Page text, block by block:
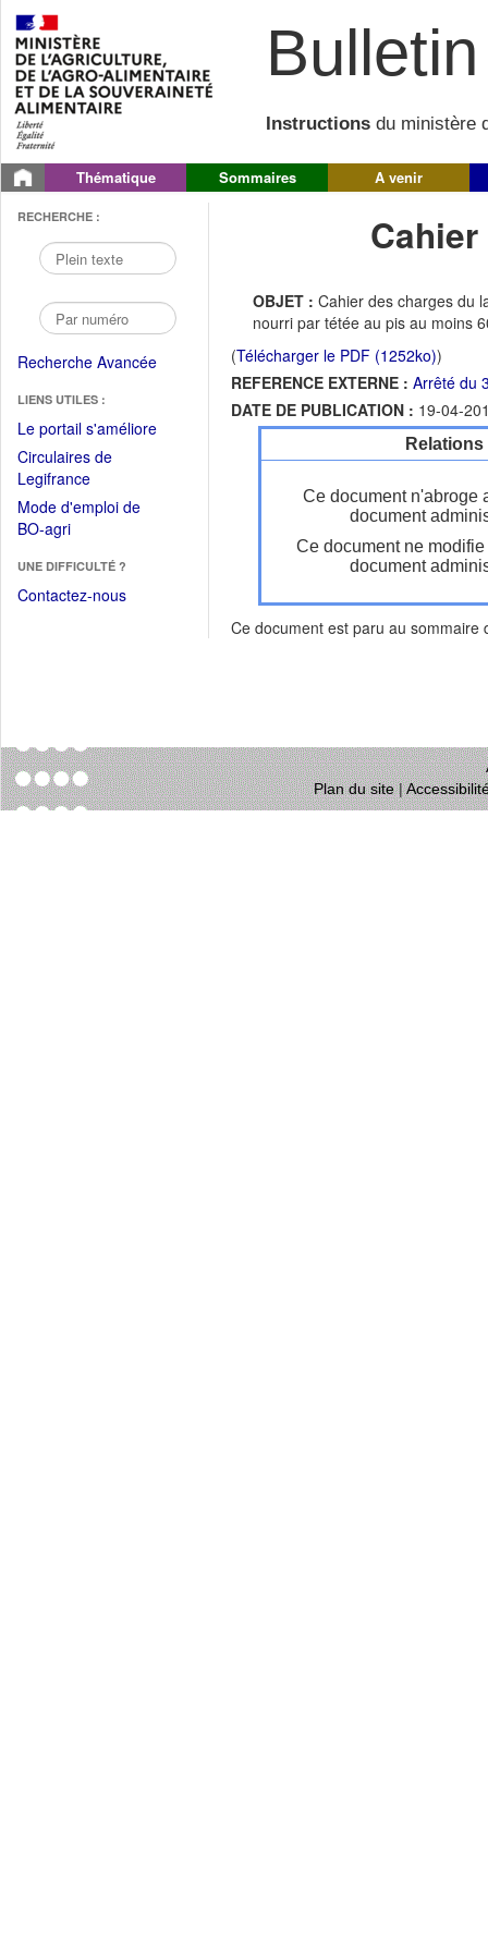
Instructions du ministère
Thématique Sommaires A venir
RECHERCHE :
Recherche Avancée
LIENS UTILES :
Le portail s'améliore(Fichier
Circulaires de
Legifrance(Ouvrir
dans
une
fenêtre)
Mode d'emploi de
BO-agri(Ouvrir
une
nouvelle
UNE DIFFICULTÉ ?
Contactez-nous
OBJET : Cahier des charges du
nourri par tétée au pis au moins
(Télécharger le PDF (1252ko))
REFERENCE EXTERNE : Arrêté du
DATE DE PUBLICATION : 19-04-
Ce document n'abroge
document
Ce document ne
document
Ce document est paru au sommaire
Plan du site|